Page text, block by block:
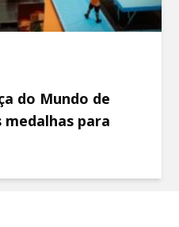
do Mundo de
para